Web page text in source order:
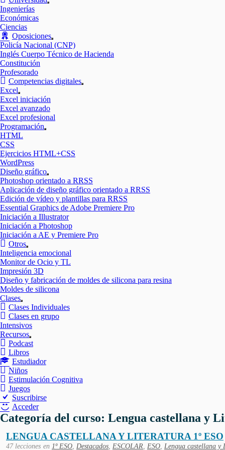
Mostrar
Ingenierías
Económicas
Ciencias
Oposiciones
Mostrar
el
submenú
Policía Nacional (CNP)
Inglés Cuerpo Técnico de Hacienda
Constitución
Profesorado
Competencias digitales
Mostrar
Excel
Mostrar
el
submenú
Excel iniciación
Excel avanzado
Excel profesional
Programación
Mostrar
HTML
CSS
Ejercicios HTML+CSS
WordPress
Diseño gráfico
Mostrar
el
submenú
Photoshop orientado a RRSS
Aplicación de diseño gráfico orientado a RRSS
Edición de vídeo y plantillas para RRSS
Essential Graphics de Adobe Premiere Pro
Iniciación a Illustrator
Iniciación a Photoshop
Iniciación a AE y Premiere Pro
Otros
Mostrar
el
submenú
Inteligencia emocional
Monitor de Ocio y TL
Impresión 3D
Diseño y fabricación de moldes de silicona para resina
Moldes de silicona
Clases
Mostrar
el
submenú
Clases Individuales
Clases en grupo
Intensivos
Recursos
Mostrar
el
Podcast
Libros
Estudiador
Niños
Estimulación Cognitiva
Juegos
Suscribirse
Acceder
Categoría del curso: Lengua castellana y
LENGUA CASTELLANA Y LITERATURA 1º ESO
47 lecciones en 1º ESO Destacados ESCOLAR ESO Lengua castellana y